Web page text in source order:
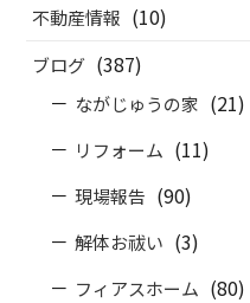
不動産情報 (10)
ブログ (387)
ながじゅうの家 (21)
リフォーム (11)
現場報告 (90)
解体お祓い (3)
フィアスホーム (80)